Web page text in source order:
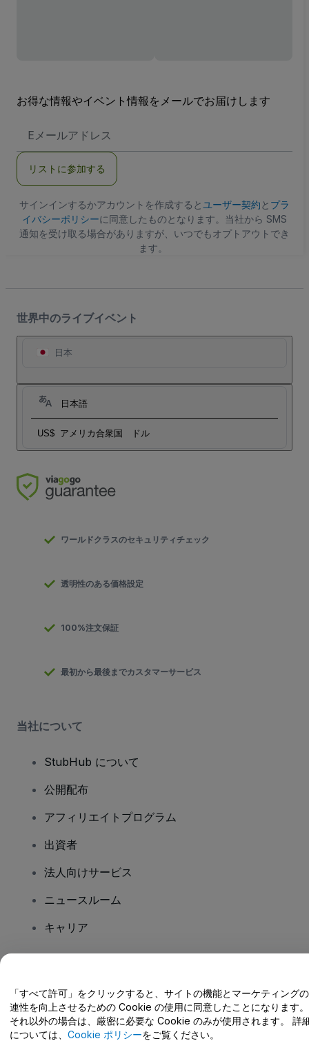
お得な情報やイベント情報をメールでお届けします
メ
ア
ス
リストに参加する
サインインするかアカウントを作成すると ユーザー契約と プラ
イバシーポリシーに同意したものとなります。当社から SMS
通知を受け取る場合がありますが、いつでもオプトアウトでき
ます。
世界中のライブイベント
日本
日本語
US$ アメリカ合衆国 ドル
ワールドクラスのセキュリティチェック
透明性のある価格設定
100%注文保証
最初から最後までカスタマーサービス
当社について
StubHub について
公開配布
アフィリエイトプログラム
出資者
法人向けサービス
ニュースルーム
キャリア
ヘルプセンター / こちらまでご連絡下さい
「すべて許可」をクリックすると、サイトの機能とマーケティング
連性を向上させるための Cookie の使用に同意したことになります。
それ以外の場合は、厳密に必要な Cookie のみが使用されます。 詳
については、 Cookie ポリシーをご覧ください。